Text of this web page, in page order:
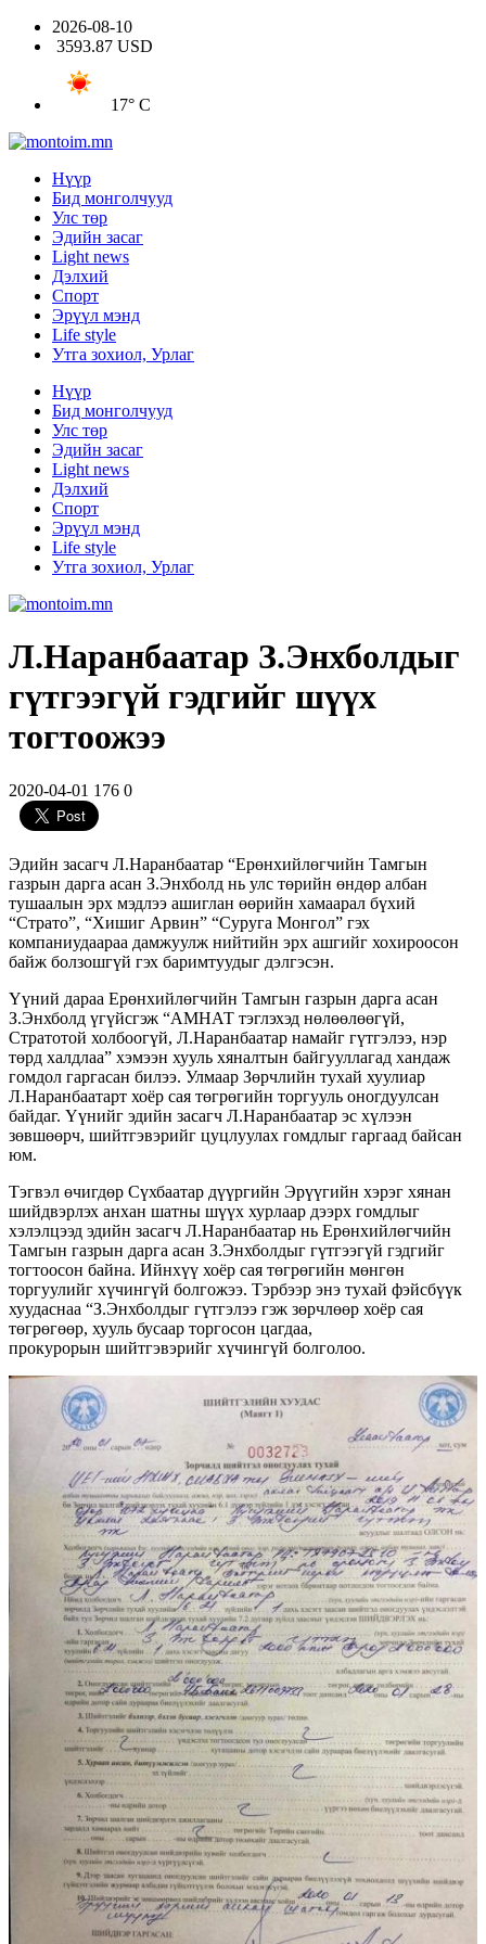
2026-08-10
3593.87 USD
17° C
Нүүр
Бид монголчууд
Улс төр
Эдийн засаг
Light news
Дэлхий
Спорт
Эрүүл мэнд
Life style
Утга зохиол, Урлаг
Нүүр
Бид монголчууд
Улс төр
Эдийн засаг
Light news
Дэлхий
Спорт
Эрүүл мэнд
Life style
Утга зохиол, Урлаг
Л.Наранбаатар З.Энхболдыг
гүтгээгүй гэдгийг шүүх
тогтоожээ
2020-04-01 176 0
Эдийн засагч Л.Наранбаатар “Ерөнхийлөгчийн Тамгын
газрын дарга асан З.Энхболд нь улс төрийн өндөр албан
тушаалын эрх мэдлээ ашиглан өөрийн хамаарал бүхий
“Страто”, “Хишиг Арвин” “Суруга Монгол” гэх
компаниудаараа дамжуулж нийтийн эрх ашгийг хохироосон
байж болзошгүй гэх баримтуудыг дэлгэсэн.
Үүний дараа Ерөнхийлөгчийн Тамгын газрын дарга асан
З.Энхболд үгүйсгэж “АМНАТ тэглэхэд нөлөөлөөгүй,
Стратотой холбоогүй, Л.Наранбаатар намайг гүтгэлээ, нэр
төрд халдлаа” хэмээн хууль хяналтын байгууллагад хандаж
гомдол гаргасан билээ. Улмаар Зөрчлийн тухай хуулиар
Л.Наранбаатарт хоёр сая төгрөгийн торгууль оногдуулсан
байдаг. Үүнийг эдийн засагч Л.Наранбаатар эс хүлээн
зөвшөөрч, шийтгэвэрийг цуцлуулах гомдлыг гаргаад байсан
юм.
Тэгвэл өчигдөр Сүхбаатар дүүргийн Эрүүгийн хэрэг хянан
шийдвэрлэх анхан шатны шүүх хурлаар дээрх гомдлыг
хэлэлцээд эдийн засагч Л.Наранбаатар нь Ерөнхийлөгчийн
Тамгын газрын дарга асан З.Энхболдыг гүтгээгүй гэдгийг
тогтоосон байна. Ийнхүү хоёр сая төгрөгийн мөнгөн
торгуулийг хүчингүй болгожээ. Тэрбээр энэ тухай фэйсбүүк
хуудаснаа “З.Энхболдыг гүтгэлээ гэж зөрчлөөр хоёр сая
төгрөгөөр, хууль бусаар торгосон цагдаа,
прокурорын шийтгэвэрийг хүчингүй болголоо.